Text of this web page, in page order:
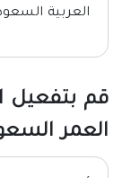
العربية
قم
العمر